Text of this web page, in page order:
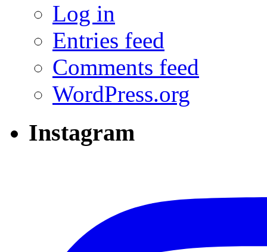
Log in
Entries feed
Comments feed
WordPress.org
Instagram